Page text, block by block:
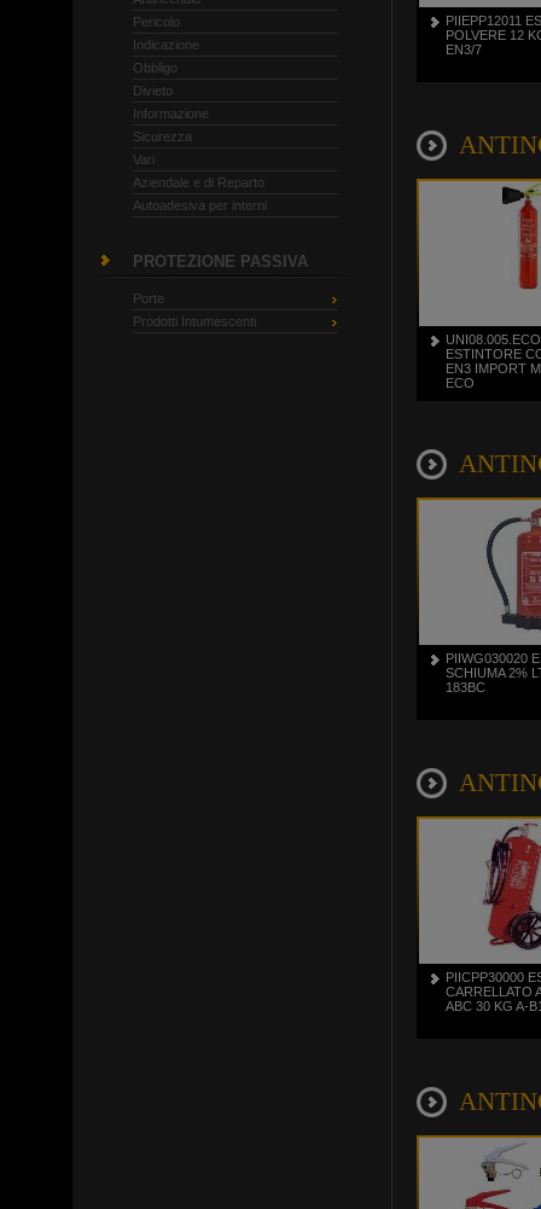
Pericolo
Indicazione
Obbligo
Divieto
Informazione
Sicurezza
Vari
Aziendale e di Reparto
Autoadesiva per interni
PROTEZIONE PASSIVA
Porte
Prodotti Intumescenti
PIIEPP12011
POLVERE 12
EN3/7
ESTINTORE
EN3 IMPORT
ECO
PIIWG030020
SCHIUMA 2%
183BC
PIICPP30000
CARRELLATO
ABC 30 KG A-